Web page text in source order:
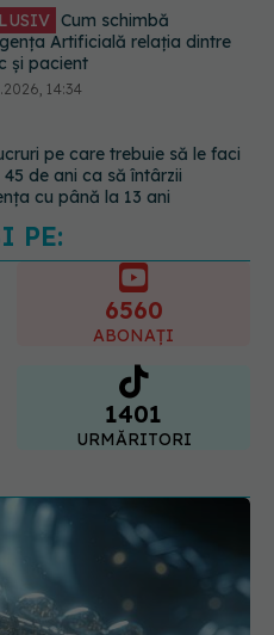
pe care trebuie să le faci
de ani ca să întârzii
cu până la 13 ani
13:03
și Panzcebil, blocate
în farmacii. ANMDMR
de ce a luat măsura
16:37
PE:
6560
ABONAȚI
1401
URMĂRITORI